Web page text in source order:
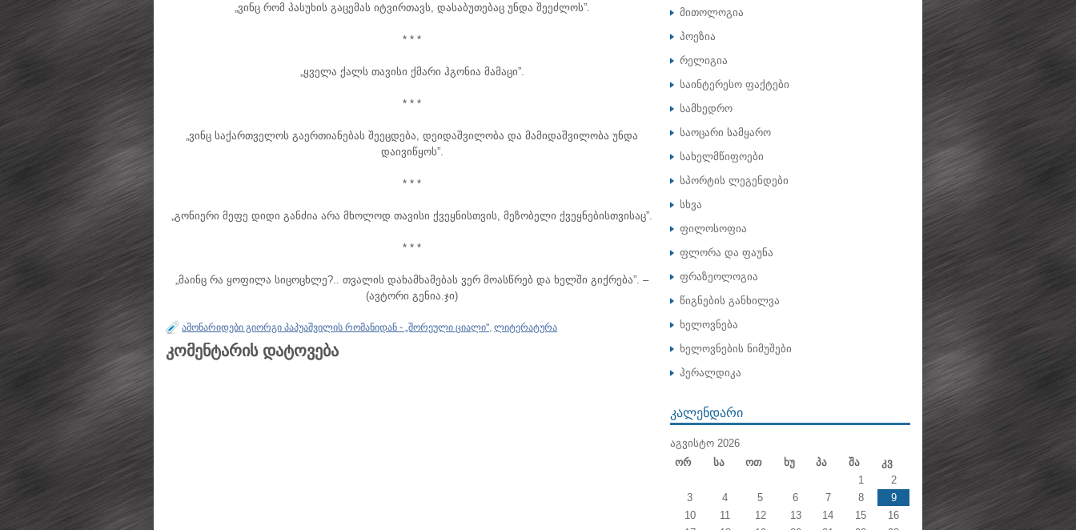
„ვინც რომ პასუხის გაცემას იტვირთავს, დასაბუთებაც უნდა შეეძლოს”.
* * *
„ყველა ქალს თავისი ქმარი ჰგონია მამაცი”.
* * *
„ვინც საქართველოს გაერთიანებას შეეცდება, დეიდაშვილობა და მამიდაშვილობა უნდა
დაივიწყოს”.
* * *
„გონიერი მეფე დიდი განძია არა მხოლოდ თავისი ქვეყნისთვის, მეზობელი ქვეყნებისთვისაც”.
* * *
„მაინც რა ყოფილა სიცოცხლე?.. თვალის დახამხამებას ვერ მოასწრებ და ხელში გიქრება”. –
(ავტორი გენია.ჯი)
ამონარიდები გიორგი პაპუაშვილის რომანიდან - „შორეული ციალი", ლიტერატურა
კომენტარის დატოვება
მითოლოგია
პოეზია
რელიგია
საინტერესო ფაქტები
სამხედრო
საოცარი სამყარო
სახელმწიფოები
სპორტის ლეგენდები
სხვა
ფილოსოფია
ფლორა და ფაუნა
ფრაზეოლოგია
წიგნების განხილვა
ხელოვნება
ხელოვნების ნიმუშები
ჰერალდიკა
ᲙᲐᲚᲔᲜᲓᲐᲠᲘ
ᲐᲒᲕᲘᲡᲢᲝ 2026
Ორ
Სა Ოთ Ხუ Პა Შა
Კვ
1
2
3
4 5 6 7 8
9
10
11 12 13 14 15
16